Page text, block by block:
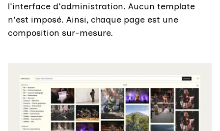
l'interface d'administration. Aucun template
n'est imposé. Ainsi, chaque page est une
composition sur-mesure.
Agrandir